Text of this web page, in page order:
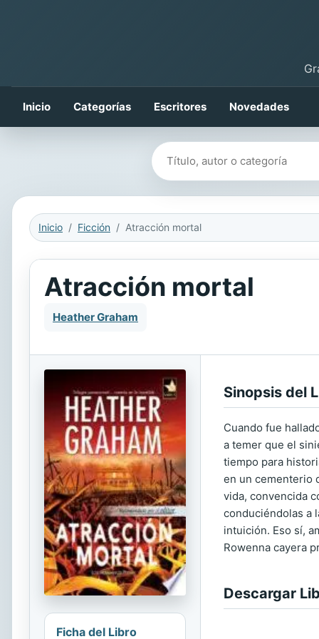
Inicio Categorías Escritores Novedades
Buscar libros
Inicio Ficción Atracción mortal
Atracción mortal
Heather Graham
Ficha del Libro
Sinopsis del
Cuando fue
a temer que el
tiempo para
en un cementerio
vida, convencida
conduciéndolas a
intuición. Eso sí,
Rowenna cayera
Descargar